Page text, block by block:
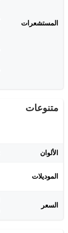
المستشعرات
متنوعات
الألوان
الموديلات
السعر